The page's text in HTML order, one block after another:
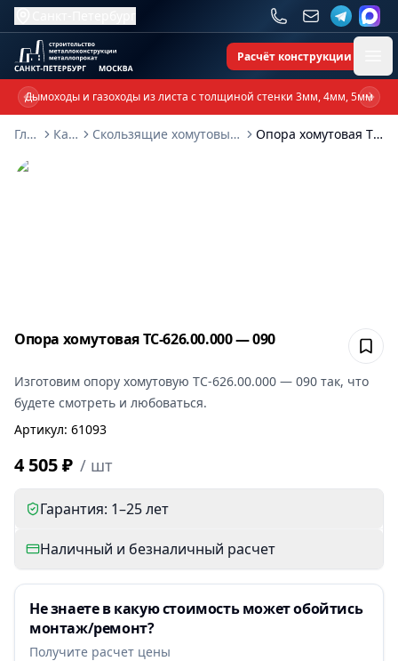
Расчёт конструкции
Дымоходы и газоходы из листа с толщиной стенки 3мм, 4мм, 5мм
Previous slide
Главная
Каталог Скользящие хомутовые опоры ТС-626-00-000 Опора хомутовая ТС-626.00.000 — 090
Опора хомутовая ТС-626.00.000 — 090
Изготовим опору хомутовую ТС-626.00.000 — 090 так, что
будете смотреть и любоваться.
Артикул: 61093
4 505 ₽ / шт
Гарантия: 1–25 лет
Наличный и безналичный расчет
Не знаете в какую стоимость может обойтись
монтаж/ремонт?
Получите расчет цены